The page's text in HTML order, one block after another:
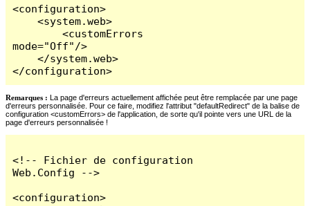
<configuration>
    <system.web>
        <customErrors
mode="Off"/>
    </system.web>
</configuration>
Remarques : La page d'erreurs actuellement affichée peut être remplacée par une page
d'erreurs personnalisée. Pour ce faire, modifiez l'attribut "defaultRedirect" de la balise de
configuration <customErrors> de l'application, de sorte qu'il pointe vers une URL de la
page d'erreurs personnalisée !
<!-- Fichier de configuration
Web.Config -->
<configuration>